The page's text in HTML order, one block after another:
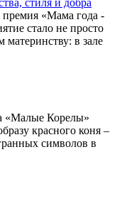
«Мама года -
стало не просто
в зале
«Малые Корелы»
красного коня –
символов в